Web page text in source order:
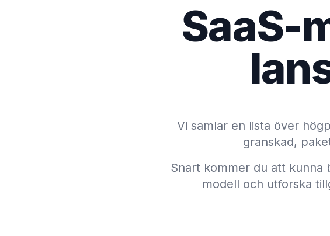
SaaS-
Vi samlar en lista över
granskad,
Snart kommer du att
modell och utforska